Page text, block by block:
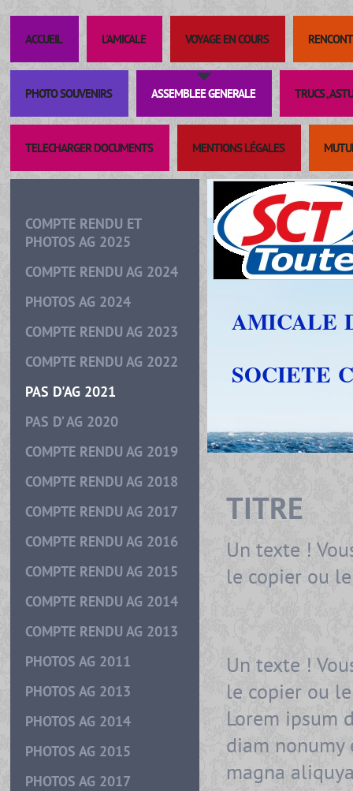
ACCUEIL L'AMICALE VOYAGE EN COURS
PHOTO SOUVENIRS ASSEMBLEE GENERALE TRUCS ,
TELECHARGER DOCUMENTS MENTIONS LÉGALES
COMPTE RENDU ET
PHOTOS AG 2025
COMPTE RENDU AG 2024
PHOTOS AG 2024
COMPTE RENDU AG 2023
COMPTE RENDU AG 2022
PAS D'AG 2021
PAS D’ AG 2020
COMPTE RENDU AG 2019
COMPTE RENDU AG 2018
COMPTE RENDU AG 2017
COMPTE RENDU AG 2016
COMPTE RENDU AG 2015
COMPTE RENDU AG 2014
COMPTE RENDU AG 2013
PHOTOS AG 2011
PHOTOS AG 2013
PHOTOS AG 2014
PHOTOS AG 2015
PHOTOS AG 2017
AMICALE
SOCIETE
TITRE
Un texte !
le copier ou
Un texte !
le copier ou
Lorem ipsum
diam
magna